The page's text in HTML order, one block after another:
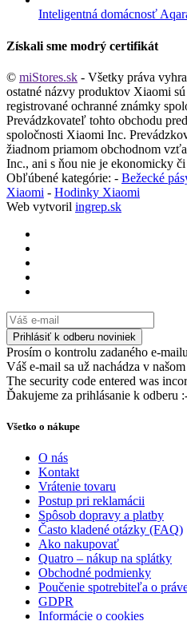
Inteligentná domácnosť
Získali sme modrý certifikát
© miStores.sk - Všetky práva
ostatné názvy produktov Xiaomi
registrované ochranné známky
Prevádzkovateľ tohto obchodu
spoločnosti Xiaomi Inc.
žiadnom priamom obchodnom
Inc., ani s ňou nie je ekonomicky
Obľúbené kategórie: - Bežecké
Xiaomi - Hodinky Xiaomi
Web vytvoril ingrep.sk
Prosím o kontrolu zadaného e-
Váš e-mail sa už nachádza v
The security code entered was
Ďakujeme za prihlásanie k odberu
Všetko o nákupe
O nás
Kontakt
Vrátenie tovaru
Postup pri reklamácii
Spôsob dopravy a platby
Často kladené otázky (FAQ)
Ako nakupovať
Quatro – nákup na splátky
Obchodné podmienky
Poučenie spotrebiteľa o
GDPR
Informácie o cookies